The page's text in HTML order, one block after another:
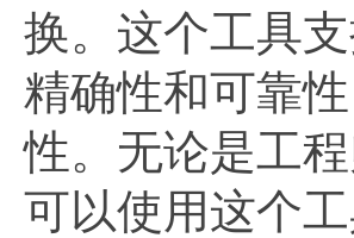
换。这个工具
精确性和可靠
性。无论是工
可以使用这个